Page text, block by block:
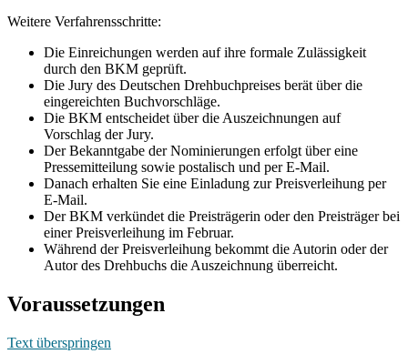
Weitere Verfahrensschritte:
Die Einreichungen werden auf ihre formale Zulässigkeit
durch den BKM geprüft.
Die Jury des Deutschen Drehbuchpreises berät über die
eingereichten Buchvorschläge.
Die BKM entscheidet über die Auszeichnungen auf
Vorschlag der Jury.
Der Bekanntgabe der Nominierungen erfolgt über eine
Pressemitteilung sowie postalisch und per E-Mail.
Danach erhalten Sie eine Einladung zur Preisverleihung per
E-Mail.
Der BKM verkündet die Preisträgerin oder den Preisträger bei
einer Preisverleihung im Februar.
Während der Preisverleihung bekommt die Autorin oder der
Autor des Drehbuchs die Auszeichnung überreicht.
Voraussetzungen
Text überspringen